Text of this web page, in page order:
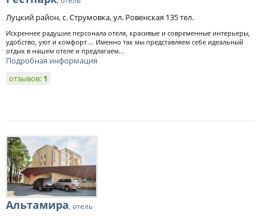
Луцкий район, с. Струмовка, ул. Ровенская 135 тел.
Искреннее радушие персонала отеля, красивые и современные интерьеры,
удобство, уют и комфорт ... Именно так мы представляем себе идеальный
отдых в нашем отеле и предлагаем...
Подробная информация
отзывов: 1
Альтамира, отель